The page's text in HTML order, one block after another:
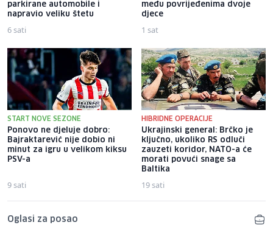
parkirane automobile i
napravio veliku štetu
6 sati
među povrijeđenima dvoje
djece
1 sat
START NOVE SEZONE
Ponovo ne djeluje dobro:
Bajraktarević nije dobio ni
minut za igru u velikom kiksu
PSV-a
9 sati
HIBRIDNE OPERACIJE
Ukrajinski general: Brčko je
ključno, ukoliko RS odluči
zauzeti koridor, NATO-a će
morati povući snage sa
Baltika
19 sati
Oglasi za posao